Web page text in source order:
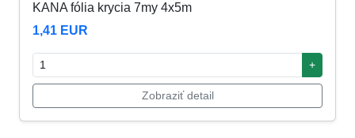
KANA fólia krycia 7my 4x5m
1,41 EUR
+
Zobraziť detail